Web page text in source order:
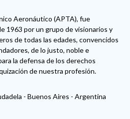
Aeronáutico (APTA), fue
1963 por un grupo de visionarios y
de todas las edades, convencidos
de lo justo, noble e
la defensa de los derechos
de nuestra profesión.
- Buenos Aires - Argentina